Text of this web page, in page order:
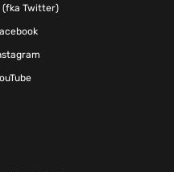
(fka Twitter)